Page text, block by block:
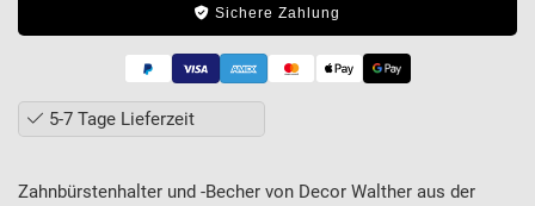
Sichere Zahlung
5-7 Tage Lieferzeit
Zahnbürstenhalter und -Becher von Decor Walther aus der